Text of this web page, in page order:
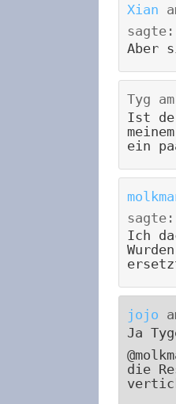
Xian
sagte:
Aber
Tyg
Ist
ein
sagte:
Ich
jojo
Ja
die